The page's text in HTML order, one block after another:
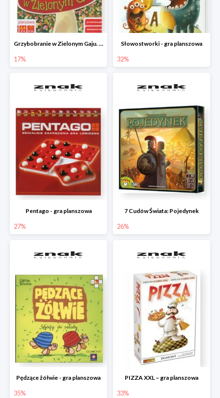
Grzybobranie w Zielonym Gaju. Gra planszowa
17%
Słowostworki - gra planszowa
32%
Pentago - gra planszowa
27%
7 Cudów Świata: Pojedynek
26%
Pędzące żółwie - gra planszowa
35%
PIZZA XXL – gra planszowa
33%